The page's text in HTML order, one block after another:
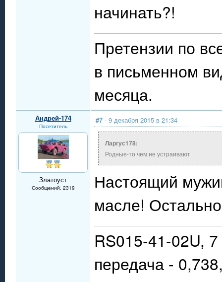
начинать?!
Претензии по
в письменном
месяца.
Андрей-174
Посетитель
Златоуст
Сообщений: 2319
#7 - 9 декабря 2015 в 21:34
Ларгус178:
Родные-то чем не устраивают
Настоящий
масле!
RS015-41-02U,
передача -